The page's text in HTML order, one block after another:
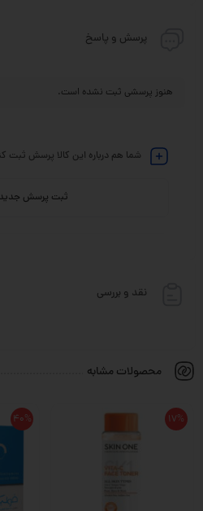
پرسش و پاسخ
هنوز پرسشی ثبت نشده است.
شما هم درباره این کالا پرسش ثبت
ثبت پرسش جدید
نقد و بررسی
محصولات مشابه
17%
40%